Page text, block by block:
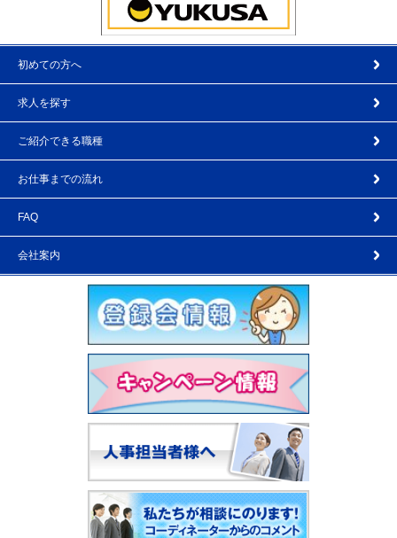
初めての方へ
求人を探す
ご紹介できる職種
お仕事までの流れ
FAQ
会社案内